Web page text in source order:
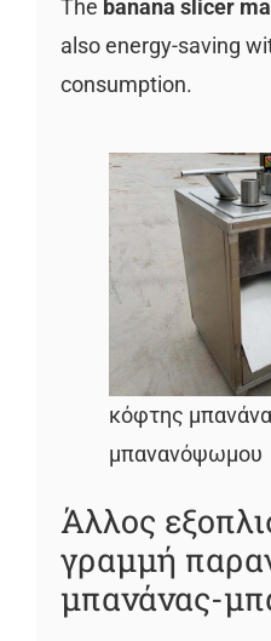
The banana slicer
also energy-saving
consumption.
κόφτης
μπανανόψωμου
Άλλος
γραμμή
μπανάνας-